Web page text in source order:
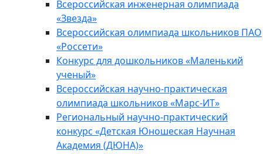
Всероссийская инженерная олимпиада
«Звезда»
Всероссийская олимпиада школьников ПАО
«Россети»
Конкурс для дошкольников «Маленький
ученый»
Всероссийская научно-практическая
олимпиада школьников «Марс-ИТ»
Региональный научно-практический
конкурс «Детская Юношеская Научная
Академия (ДЮНА)»